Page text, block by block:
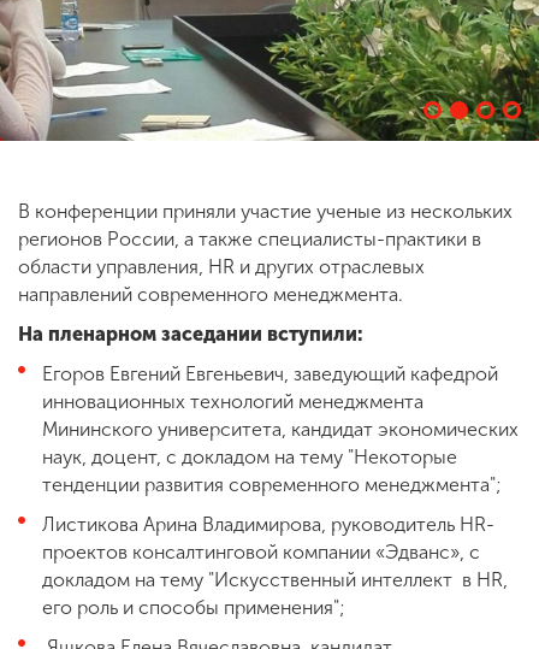
В конференции приняли участие ученые из нескольких
регионов России, а также специалисты-практики в
области управления, HR и других отраслевых
направлений современного менеджмента.
На пленарном заседании вступили:
Егоров Евгений Евгеньевич, заведующий кафедрой
инновационных технологий менеджмента
Мининского университета, кандидат экономических
наук, доцент, с докладом на тему "Некоторые
тенденции развития современного менеджмента";
Листикова Арина Владимирова, руководитель HR-
проектов консалтинговой компании «Эдванс», с
докладом на тему "Искусственный интеллект в HR,
его роль и способы применения";